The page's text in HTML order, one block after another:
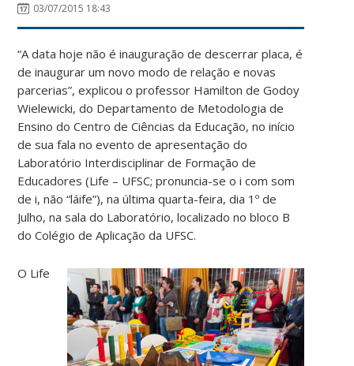
03/07/2015 18:43
“A data hoje não é inauguração de descerrar placa, é
de inaugurar um novo modo de relação e novas
parcerias”, explicou o professor Hamilton de Godoy
Wielewicki, do Departamento de Metodologia de
Ensino do Centro de Ciências da Educação, no início
de sua fala no evento de apresentação do
Laboratório Interdisciplinar de Formação de
Educadores (Life – UFSC; pronuncia-se o i com som
de i, não “láife”), na última quarta-feira, dia 1º de
Julho, na sala do Laboratório, localizado no bloco B
do Colégio de Aplicação da UFSC.
O Life